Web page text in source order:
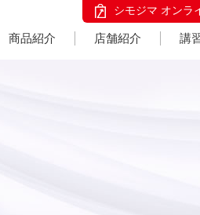
シモジマ オンラ
商品紹介 店舗紹介 講